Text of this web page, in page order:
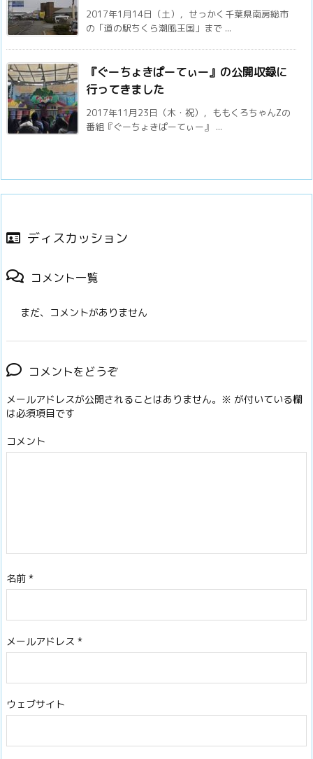
2017年1月14日（土），せっかく千葉県南房総市
の「道の駅ちくら潮風王国」まで ...
『ぐーちょきぱーてぃー』の公開収録に
行ってきました
2017年11月23日（木・祝），ももくろちゃんZの
番組『ぐーちょきぱーてぃー』 ...
ディスカッション
コメント一覧
まだ、コメントがありません
コメントをどうぞ
メールアドレスが公開されることはありません。 ※ が付いている欄
は必須項目です
コメント
名前 *
メールアドレス *
ウェブサイト